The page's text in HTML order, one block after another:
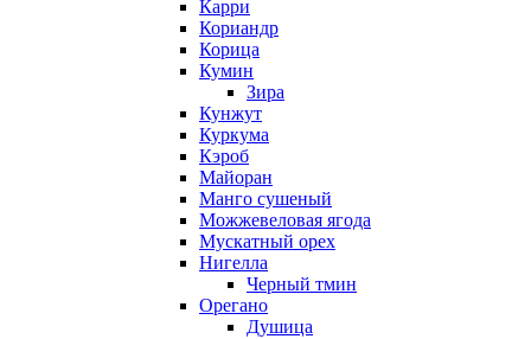
Карри
Кориандр
Корица
Кумин
Зира
Кунжут
Куркума
Кэроб
Майоран
Манго сушеный
Можжевеловая ягода
Мускатный орех
Нигелла
Черный тмин
Орегано
Душица